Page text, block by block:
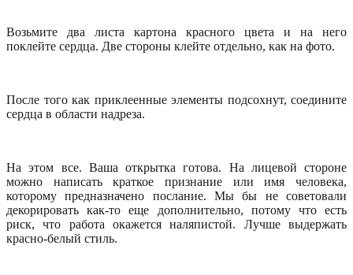
Возьмите два листа картона красного цвета и на него
поклейте сердца. Две стороны клейте отдельно, как на фото.
После того как приклеенные элементы подсохнут, соедините
сердца в области надреза.
На этом все. Ваша открытка готова. На лицевой стороне
можно написать краткое признание или имя человека,
которому предназначено послание. Мы бы не советовали
декорировать как-то еще дополнительно, потому что есть
риск, что работа окажется наляпистой. Лучше выдержать
красно-белый стиль.